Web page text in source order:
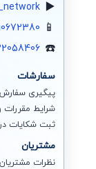
سفارشات
پیگیری سفارش
شرایط مقررات
ثبت شکایات
مشتریان
نظرات مشتریان